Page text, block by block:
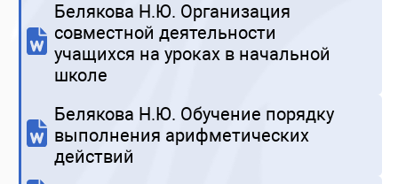
Белякова Н.Ю. Организация
совместной деятельности
учащихся на уроках в начальной
школе
Белякова Н.Ю. Обучение порядку
выполнения арифметических
действий